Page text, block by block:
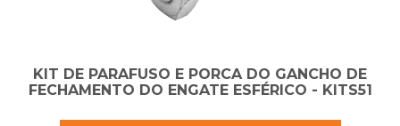
KIT DE PARAFUSO E PORCA DO GANCHO DE
FECHAMENTO DO ENGATE ESFÉRICO - KITS51